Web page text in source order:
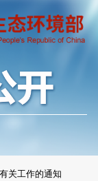
关工作的通知